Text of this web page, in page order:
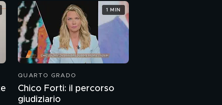
QUARTO GRADO
Chico Forti: il percorso
giudiziario
1 MIN